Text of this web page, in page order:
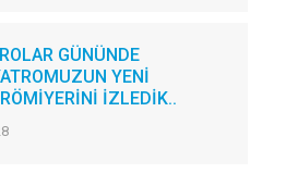
GÜNÜNDE
YENİ
İZLEDİK..